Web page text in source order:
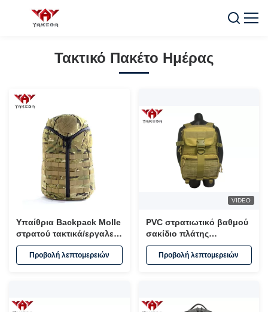
Τακτικό Πακέτο Ημέρας
Υπαίθρια Backpack Molle
στρατού τακτικά/εργαλείο
Molle πακέτο επιθέσεων
3 ημερών
Προβολή λεπτομερειών
VIDEO
PVC στρατιωτικό βαθμού
σακίδιο πλάτης
οδοιπορίας πακέτων
ημέρας lap-top
τακτικό/Molle
Προβολή λεπτομερειών